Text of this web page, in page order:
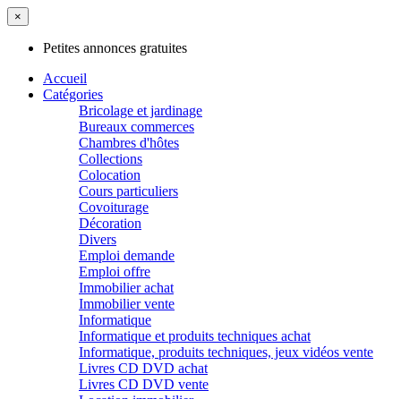
×
Petites annonces gratuites
Accueil
Catégories
Bricolage et jardinage
Bureaux commerces
Chambres d'hôtes
Collections
Colocation
Cours particuliers
Covoiturage
Décoration
Divers
Emploi demande
Emploi offre
Immobilier achat
Immobilier vente
Informatique
Informatique et produits techniques achat
Informatique, produits techniques, jeux vidéos vente
Livres CD DVD achat
Livres CD DVD vente